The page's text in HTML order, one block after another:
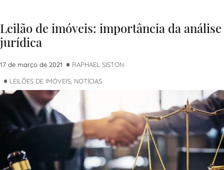
Leilão de imóveis: importância da análise
jurídica
17 de março de 2021 RAPHAEL SISTON
LEILÕES DE IMÓVEIS NOTÍCIAS